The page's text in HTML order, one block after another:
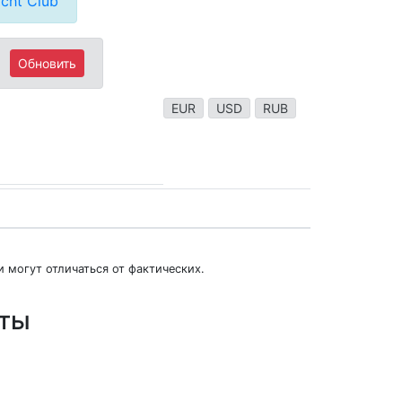
Обновить
EUR USD RUB
отличаться от фактических.